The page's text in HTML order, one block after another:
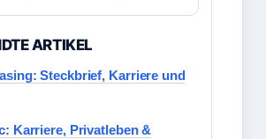
ARTIKEL
Steckbrief, Karriere und
Karriere, Privatleben &